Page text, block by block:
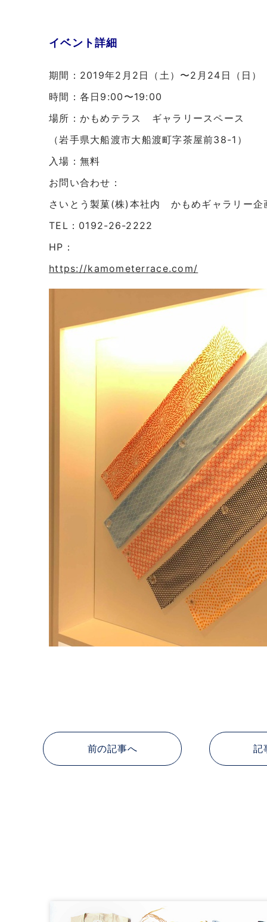
イベント詳細
期間：2019年2月2日（土）〜2月24日（日）
時間：各日9:00〜19:00
場所：かもめテラス ギャラリースペース
（岩手県大船渡市大船渡町字茶屋前38-1）
入場：無料
お問い合わせ：
さいとう製菓(株)本社内 かもめギャラリー企
TEL：0192-26-2222
HP：
https://kamometerrace.com/
前の記事へ 記